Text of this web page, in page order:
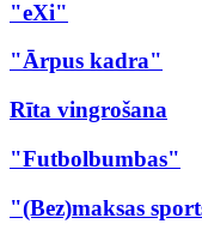
"eXi"
"Ārpus kadra"
Rīta vingrošana
"Futbolbumbas"
"(Bez)maksas